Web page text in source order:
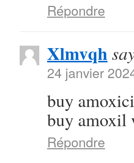
Répondre
Xlmvqh
24 janvier
buy
buy amoxil
Répondre